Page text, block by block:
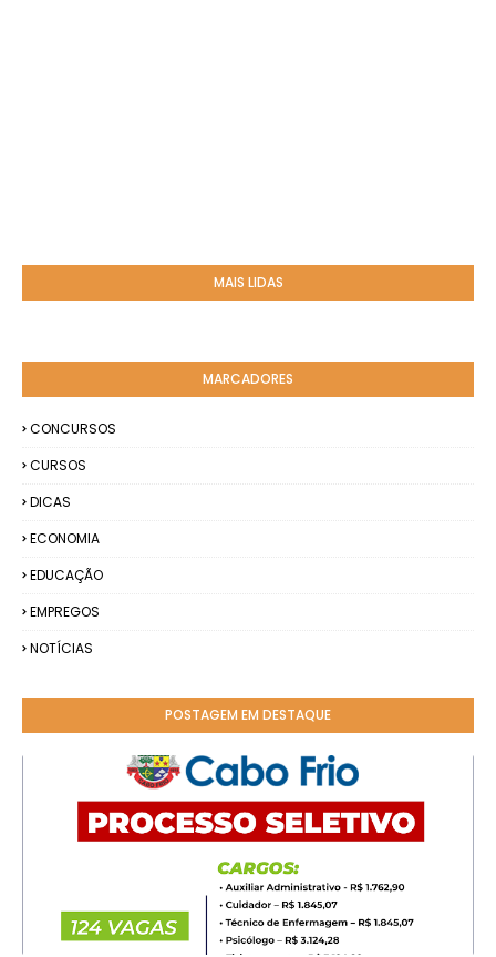
MAIS LIDAS
MARCADORES
CONCURSOS
CURSOS
DICAS
ECONOMIA
EDUCAÇÃO
EMPREGOS
NOTÍCIAS
POSTAGEM EM DESTAQUE